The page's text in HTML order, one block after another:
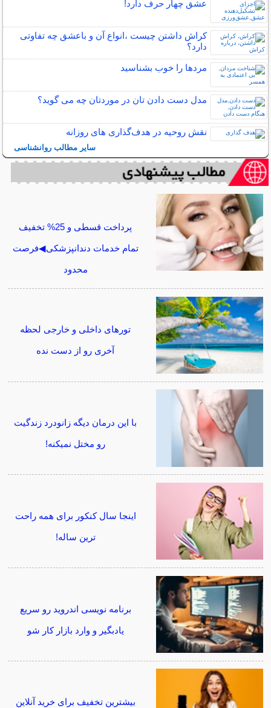
عشق چهار حرف دارد!
کراش داشتن چیست ،انواع آن و باعشق چه تفاوتی
دارد؟
مردها را خوب بشناسید
مدل دست دادن تان در موردتان چه می گوید؟
نقش روحیه در هدف‌گذاری‌ های روزانه
سایر مطالب روانشناسی
پرداخت قسطی و 25% تخفیف
تمام خدمات دندانپزشکی◀فرصت
محدود
تورهای داخلی و خارجی لحظه
آخری رو از دست نده
با این درمان دیگه زانودرد زندگیت
رو مختل نمیکنه!
اینجا سال کنکور برای همه راحت
ترین ساله!
برنامه نویسی اندروید رو سریع
یادبگیر و وارد بازار کار شو
بیشترین تخفیف برای خرید آنلاین